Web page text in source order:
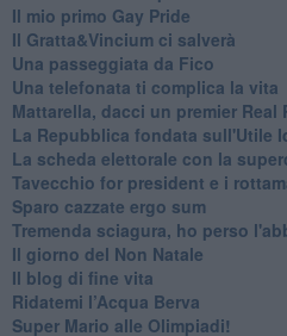
Il mio primo Gay Pride
Il Gratta&Vincium ci salverà
Una passeggiata da Fico
Una telefonata ti complica la vita
Mattarella, dacci un premier Real
La Repubblica fondata sull'Utile
La scheda elettorale con la
Tavecchio for president e i
Sparo cazzate ergo sum
Tremenda sciagura, ho perso
Il giorno del Non Natale
Il blog di fine vita
​Ridatemi l’Acqua Berva
Super Mario alle Olimpiadi!